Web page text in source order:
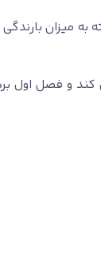
میزان بارندگی
کند و فصل اول